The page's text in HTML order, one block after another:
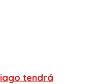
tendrá